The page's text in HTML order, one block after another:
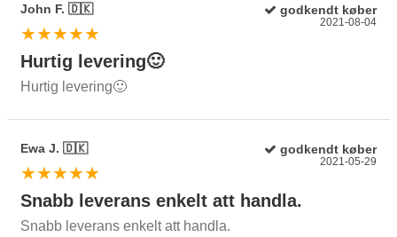
John F. 🇩🇰 godkendt køber
★★★★★
2021-08-04
Hurtig levering🙂
Hurtig levering🙂
Ewa J. 🇩🇰 godkendt køber
★★★★★
2021-05-29
Snabb leverans enkelt att handla.
Snabb leverans enkelt att handla.